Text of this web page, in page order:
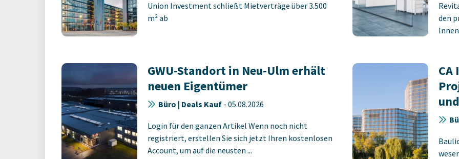
Union Investment schließt Mietverträge über 3.500
m² ab
den
GWU-Standort in Neu-Ulm erhält
neuen Eigentümer
Büro | Deals Kauf - 05.08.2026
Login für den ganzen Artikel Wenn noch nicht
registriert, erstellen Sie sich jetzt Ihren kostenlosen
Account, um auf die neusten ...